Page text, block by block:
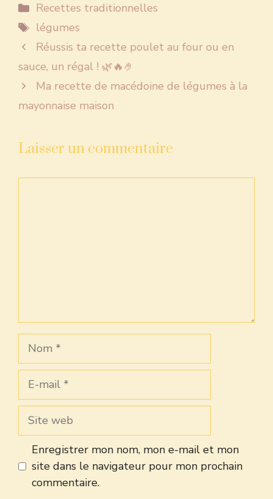
Catégories
Recettes traditionnelles
Étiquettes
légumes
Réussis ta recette poulet au four ou en
sauce, un régal ! 🌿🔥🤌
Ma recette de macédoine de légumes à la
mayonnaise maison
Laisser un commentaire
Nom
Site
Enregistrer mon nom, mon e-mail et mon
site dans le navigateur pour mon prochain
commentaire.